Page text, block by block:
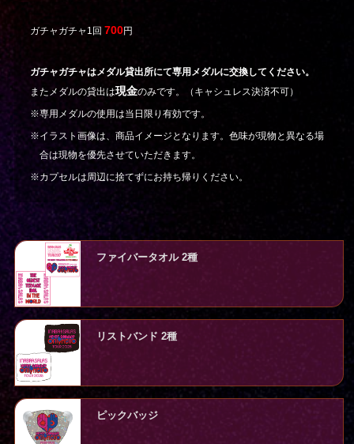
ガチャガチャ1回 700円
ガチャガチャはメダル貸出所にて専用メダルに交換してください。
またメダルの貸出は現金のみです。（キャシュレス決済不可）
※専用メダルの使用は当日限り有効です。
※イラスト画像は、商品イメージとなります。色味が現物と異なる場
合は現物を優先させていただきます。
※カプセルは周辺に捨てずにお持ち帰りください。
ファイバータオル 2種
リストバンド 2種
ピックバッジ